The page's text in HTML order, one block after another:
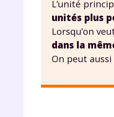
L’unité
unités plus
Lorsqu’on
dans la
On peut